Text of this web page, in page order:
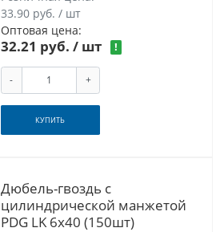
33.90 руб. / шт
Оптовая цена:
32.21 руб. / шт !
- +
КУПИТЬ
Дюбель-гвоздь с
цилиндрической манжетой
PDG LK 6x40 (150шт)